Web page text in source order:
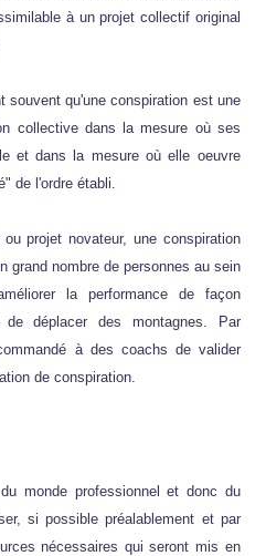
à un projet collectif original
souvent qu'une conspiration est une
collective dans la mesure où ses
et dans la mesure où elle oeuvre
de l'ordre établi.
projet novateur, une conspiration
grand nombre de personnes au sein
la performance de façon
de déplacer des montagnes. Par
à des coachs de valider
de conspiration.
monde professionnel et donc du
si possible préalablement et par
nécessaires qui seront mis en